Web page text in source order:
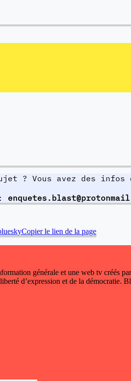
? Vous avez des
Copier le lien de la page
générale et une web tv
d’expression et de la démocratie.